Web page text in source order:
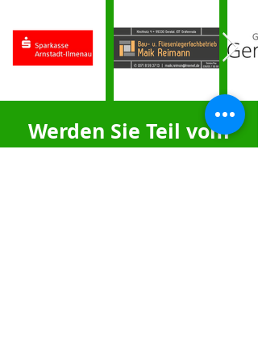
Werden Sie Teil vom